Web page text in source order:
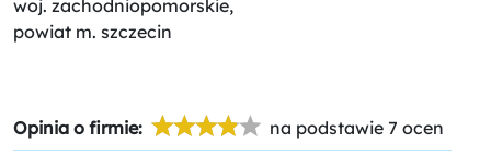
woj. zachodniopomorskie,
powiat m. szczecin
Opinia o firmie: na podstawie 7 ocen